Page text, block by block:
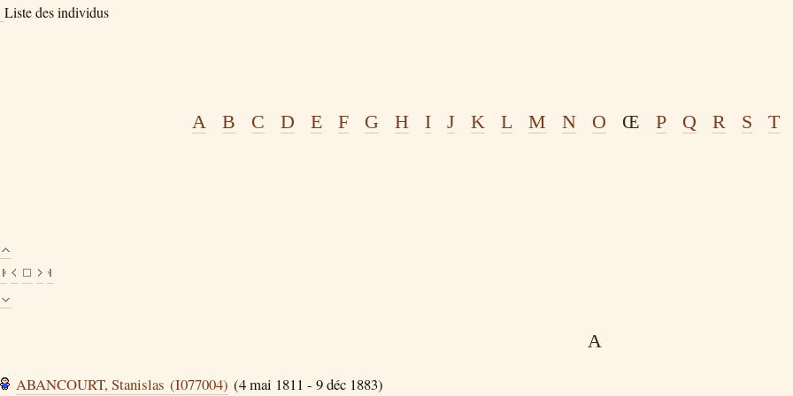
Liste des individus
A B C D E F G H I J K L M N O Œ P Q R S T
A
ABANCOURT, Stanislas (I077004) (4 mai 1811 - 9 déc 1883)